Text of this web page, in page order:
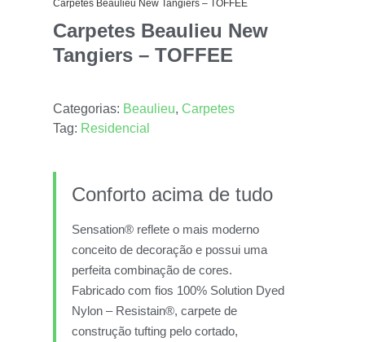
Carpetes Beaulieu New Tangiers – TOFFEE
Carpetes Beaulieu New
Tangiers – TOFFEE
Categorias: Beaulieu, Carpetes
Tag: Residencial
Conforto acima de tudo
Sensation® reflete o mais moderno
conceito de decoração e possui uma
perfeita combinação de cores.
Fabricado com fios 100% Solution Dyed
Nylon – Resistain®, carpete de
construção tufting pelo cortado,